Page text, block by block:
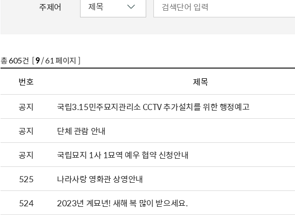
주제어
총605건 [9/ 61 페이지 ]
번호 제목
공지
국립3.15민주묘지관리소 CCTV 추가설치를 위한 행정예고
공지
단체 관람 안내
공지
국립묘지 1사 1묘역 예우 협약 신청안내
525
나라사랑 영화관 상영안내
524
2023년 계묘년! 새해 복 많이 받으세요.